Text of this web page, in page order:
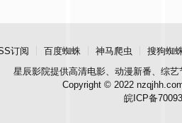
订阅 百度蜘蛛 神马爬虫 搜狗蜘
星辰影院提供高清电影、动漫新番、综
Copyright © 2022
皖ICP备